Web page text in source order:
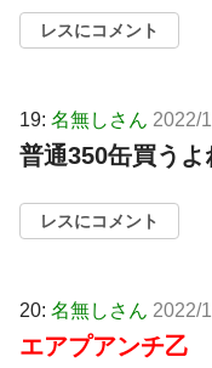
レスにコメント
19: 名無しさん 2022/
普通350缶買うよ
レスにコメント
20: 名無しさん 2022/
エアプアンチ乙